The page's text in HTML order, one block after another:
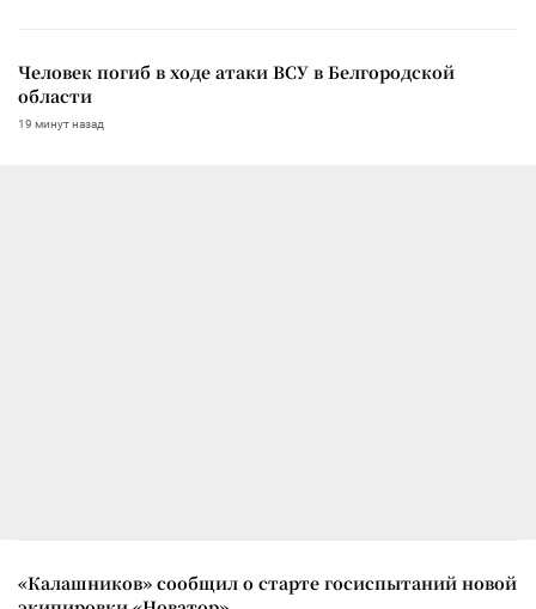
Человек погиб в ходе атаки ВСУ в Белгородской
области
19 минут назад
«Калашников» сообщил о старте госиспытаний новой